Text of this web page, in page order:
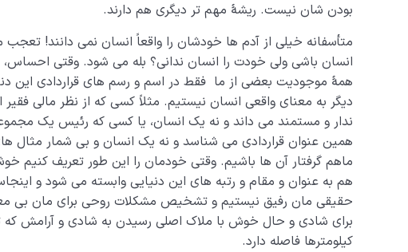
بودن شان نیست. ریشۀ مهم تر دیگری هم دارند.
متأسفانه خیلی از آدم ها خودشان را واقعاً انسان نمی دانند!
انسان باشی ولی خودت را انسان ندانی؟ بله می شود. وقتی
همۀ موجودیت بعضی از ما فقط در اسم و رسم های قراردادی این
دیگر به معنای واقعی انسان نیستیم. مثلاً کسی که از نظر مالی
ندار و مستمند می داند و نه یک انسان، یا کسی که رئیس یک
همین عنوان قراردادی می شناسد و نه یک انسان و بی شمار مثال
ماهم گرفتار آن ها باشیم. وقتی خودمان را این طور تعریف کنیم
هم به عنوان و مقام و رتبه های این دنیایی وابسته می شود و
حقیقی مان رفیق نیستیم و تشخیص مشکلات روحی برای مان بی
برای شادی و حال خوش با ملاک اصلی رسیدن به شادی و آرامش
کیلومترها فاصله دارد.